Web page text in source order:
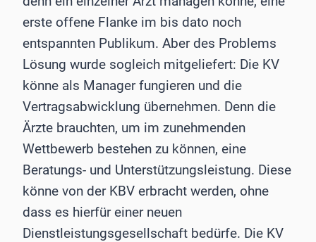
erste offene Flanke im bis dato noch
entspannten Publikum. Aber des Problems
Lösung wurde sogleich mitgeliefert: Die KV
könne als Manager fungieren und die
Vertragsabwicklung übernehmen. Denn die
Ärzte brauchten, um im zunehmenden
Wettbewerb bestehen zu können, eine
Beratungs- und Unterstützungsleistung. Diese
könne von der KBV erbracht werden, ohne
dass es hierfür einer neuen
Dienstleistungsgesellschaft bedürfe. Die KV